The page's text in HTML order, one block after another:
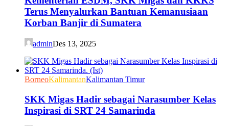
Terus Menyalurkan Bantuan Kemanusiaan
Korban Banjir di Sumatera
adminDes 13, 2025
BorneoKalimantanKalimantan Timur
SKK Migas Hadir sebagai Narasumber Kelas
Inspirasi di SRT 24 Samarinda